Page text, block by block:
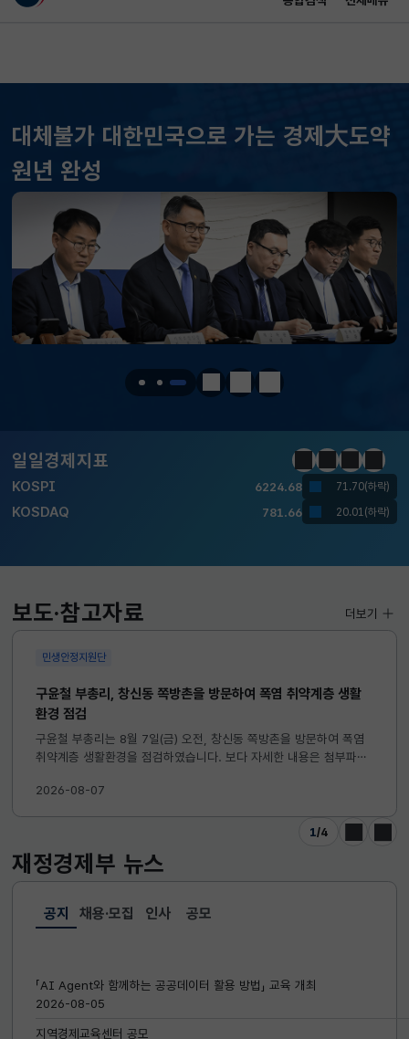
대체불가 대한민국으로 가는 경제大도약
원년 완성
정지 이전 다음
일일경제지표
KOSPI 6224.68 71.70(하락)
KOSDAQ
국고채(3년) 3.732 0.010(하락)
달러-원 1419.1000 4.7000(하락)
KOSPI 6224.68 71.70(하락)
KOSDAQ 781.66 20.01(하락)
KOSPI 6224.68 71.70(하락)
KOSDAQ 781.66 20.01(하락)
국고채(3년)
정지이전다음일일경
보도·참고자료
민생안정지원단
구윤철 부총리, 창신동 쪽방촌을 방문하여 폭염 취약계층 생활
환경 점검
구윤철 부총리는 8월 7일(금) 오전, 창신동 쪽방촌을 방문하여 폭염
취약계층 생활환경을 점검하였습니다. 보다 자세한 내용은 첨부파일
2026-08-07
1/4
이전 다음
더보기
재정경제부 뉴스
공지
선택됨
공지
「AI Agent와 함께하는 공공데이터 활용 방법」 교육 개최
2026-08-05
지역경제교육센터 공모
채용·모집 인사 공모